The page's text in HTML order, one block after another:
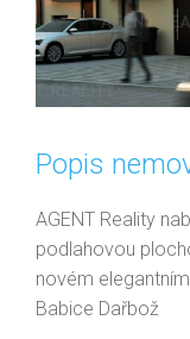
Popis
AGENT Reality
podlahovou
novém
Babice Dařbož